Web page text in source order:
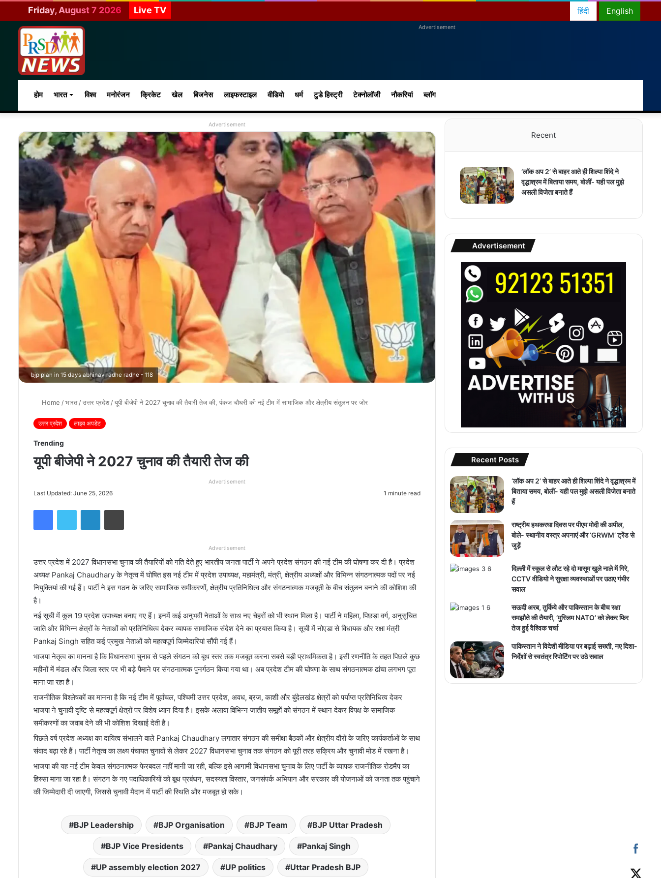
Friday, August 7 2026 Live TV English
हिंदी
Advertisement
होम भारत विश्व मनोरंजन क्रिकेट खेल बिजनेस लाइफस्टाइल वीडियो धर्म टुडे हिस्ट्री टेक्नोलॉजी नौकरियां ब्लॉग
for
skin
Advertisement
bjp plan in 15 days abhinav radhe radhe - 118
Home /भारत /उत्तर प्रदेश /यूपी बीजेपी ने 2027 चुनाव की तैयारी तेज की, पंकज चौधरी की नई टीम में सामाजिक और क्षेत्रीय संतुलन पर जोर
उत्तर प्रदेश लाइव अपडेट
Trending
यूपी बीजेपी ने 2027 चुनाव की तैयारी तेज की
Advertisement
Last Updated: June 25, 2026 1 minute read
Advertisement
उत्तर प्रदेश में 2027 विधानसभा चुनाव की तैयारियों को गति देते हुए भारतीय जनता पार्टी ने अपने प्रदेश संगठन की नई टीम की घोषणा कर दी है। प्रदेश
अध्यक्ष Pankaj Chaudharyके नेतृत्व में घोषित इस नई टीम में प्रदेश उपाध्यक्ष, महामंत्री, मंत्री, क्षेत्रीय अध्यक्षों और विभिन्न संगठनात्मक पदों पर नई
नियुक्तियां की गई हैं। पार्टी ने इस गठन के जरिए सामाजिक समीकरणों, क्षेत्रीय प्रतिनिधित्व और संगठनात्मक मजबूती के बीच संतुलन बनाने की कोशिश की
है।
नई सूची में कुल 19 प्रदेश उपाध्यक्ष बनाए गए हैं। इनमें कई अनुभवी नेताओं के साथ नए चेहरों को भी स्थान मिला है। पार्टी ने महिला, पिछड़ा वर्ग, अनुसूचित
जाति और विभिन्न क्षेत्रों के नेताओं को प्रतिनिधित्व देकर व्यापक सामाजिक संदेश देने का प्रयास किया है। सूची में नोएडा से विधायक और रक्षा मंत्री
Pankaj Singh सहित कई प्रमुख नेताओं को महत्वपूर्ण जिम्मेदारियां सौंपी गई हैं।
भाजपा नेतृत्व का मानना है कि विधानसभा चुनाव से पहले संगठन को बूथ स्तर तक मजबूत करना सबसे बड़ी प्राथमिकता है। इसी रणनीति के तहत पिछले कुछ
महीनों में मंडल और जिला स्तर पर भी बड़े पैमाने पर संगठनात्मक पुनर्गठन किया गया था। अब प्रदेश टीम की घोषणा के साथ संगठनात्मक ढांचा लगभग पूरा
माना जा रहा है।
राजनीतिक विश्लेषकों का मानना है कि नई टीम में पूर्वांचल, पश्चिमी उत्तर प्रदेश, अवध, ब्रज, काशी और बुंदेलखंड क्षेत्रों को पर्याप्त प्रतिनिधित्व देकर
भाजपा ने चुनावी दृष्टि से महत्वपूर्ण क्षेत्रों पर विशेष ध्यान दिया है। इसके अलावा विभिन्न जातीय समूहों को संगठन में स्थान देकर विपक्ष के सामाजिक
समीकरणों का जवाब देने की भी कोशिश दिखाई देती है।
पिछले वर्ष प्रदेश अध्यक्ष का दायित्व संभालने वाले Pankaj Chaudharyलगातार संगठन की समीक्षा बैठकों और क्षेत्रीय दौरों के जरिए कार्यकर्ताओं के साथ
संवाद बढ़ा रहे हैं। पार्टी नेतृत्व का लक्ष्य पंचायत चुनावों से लेकर 2027 विधानसभा चुनाव तक संगठन को पूरी तरह सक्रिय और चुनावी मोड में रखना है।
भाजपा की यह नई टीम केवल संगठनात्मक फेरबदल नहीं मानी जा रही, बल्कि इसे आगामी विधानसभा चुनाव के लिए पार्टी के व्यापक राजनीतिक रोडमैप का
हिस्सा माना जा रहा है। संगठन के नए पदाधिकारियों को बूथ प्रबंधन, सदस्यता विस्तार, जनसंपर्क अभियान और सरकार की योजनाओं को जनता तक पहुंचाने
की जिम्मेदारी दी जाएगी, जिससे चुनावी मैदान में पार्टी की स्थिति और मजबूत हो सके।
BJP Leadership BJP Organisation BJP Team BJP Uttar Pradesh
BJP Vice Presidents Pankaj Chaudhary Pankaj Singh
UP assembly election 2027 UP politics Uttar Pradesh BJP
Recent
‘लॉक अप 2’ से बाहर आते ही शिल्पा शिंदे ने
वृद्धाश्रम में बिताया समय, बोलीं- यही पल मुझे
असली विजेता बनाते हैं
Advertisement
Recent Posts
‘लॉक अप 2’ से बाहर आते ही शिल्पा शिंदे ने वृद्धाश्रम में
बिताया समय, बोलीं- यही पल मुझे असली विजेता बनाते
हैं
राष्ट्रीय हथकरघा दिवस पर पीएम मोदी की अपील,
बोले- स्थानीय वस्त्र अपनाएं और ‘GRWM’ ट्रेंड से
जुड़ें
दिल्ली में स्कूल से लौट रहे दो मासूम खुले नाले में गिरे,
CCTV वीडियो ने सुरक्षा व्यवस्थाओं पर उठाए गंभीर
सवाल
सऊदी अरब, तुर्किये और पाकिस्तान के बीच रक्षा
समझौते की तैयारी, ‘मुस्लिम NATO’ को लेकर फिर
तेज हुई वैश्विक चर्चा
पाकिस्तान ने विदेशी मीडिया पर बढ़ाई सख्ती, नए दिशा-
निर्देशों से स्वतंत्र रिपोर्टिंग पर उठे सवाल